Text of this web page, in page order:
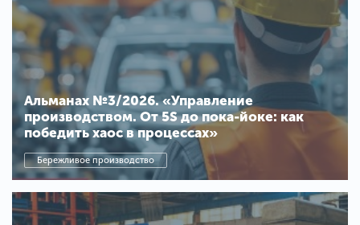
Альманах №3/2026. «Управление
производством. От 5S до пока-йоке: как
победить хаос в процессах»
Бережливое производство